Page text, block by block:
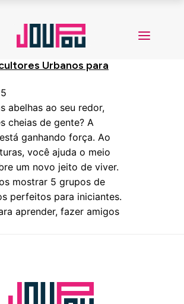
Urbanos para
abelhas ao seu redor,
cheias de gente? A
ganhando força. Ao
você ajuda o meio
um novo jeito de viver.
mostrar 5 grupos de
perfeitos para iniciantes.
aprender, fazer amigos